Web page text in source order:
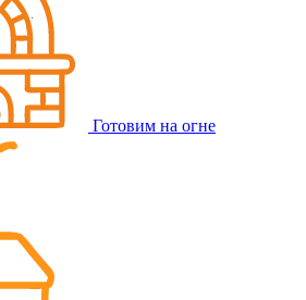
Готовим на огне